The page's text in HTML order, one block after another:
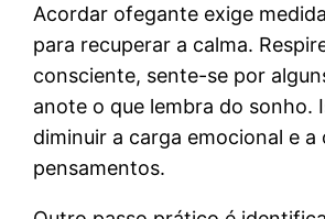
Acordar ofegante exige
para recuperar a calma.
consciente, sente-se por
anote o que lembra do sonho.
diminuir a carga emocional e a
pensamentos.